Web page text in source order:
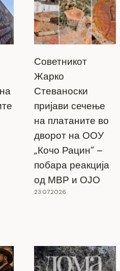
Советникот
Жарко
Стеваноски
пријави сечење
на платаните во
дворот на ООУ
„Кочо Рацин“ –
побара реакција
од МВР и ОЈО
23.07.2026